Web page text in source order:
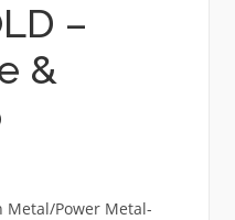
–
&
Metal/Power Metal-